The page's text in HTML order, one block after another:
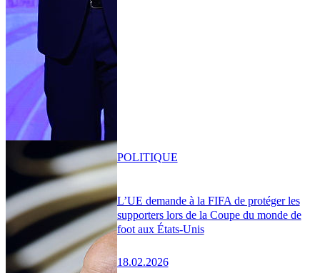
L’UE demande à la FIFA de protéger les
supporters lors de la Coupe du monde de
foot aux États-Unis
18.02.2026
POLITIQUE